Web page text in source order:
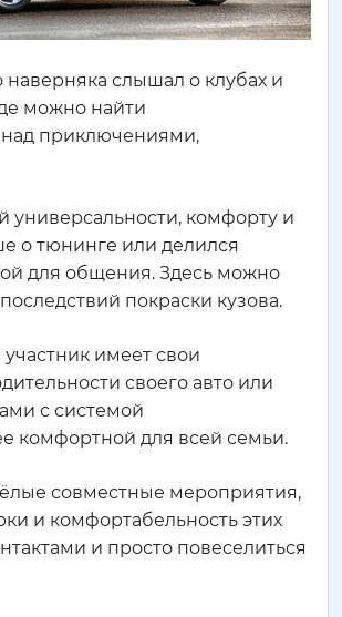
наверняка слышал о клубах и
можно найти
над приключениями,
универсальности, комфорту и
о тюнинге или делился
для общения. Здесь можно
покраски кузова.
имеет свои
своего авто или
с системой
комфортной для всей семьи.
совместные мероприятия,
и комфортабельность этих
и просто повеселиться